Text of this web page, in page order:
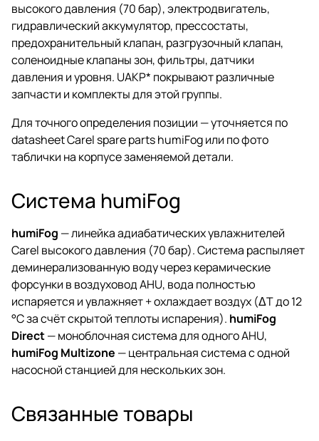
высокого давления (70 бар), электродвигатель,
гидравлический аккумулятор, прессостаты,
предохранительный клапан, разгрузочный клапан,
соленоидные клапаны зон, фильтры, датчики
давления и уровня. UAKP* покрывают различные
запчасти и комплекты для этой группы.
Для точного определения позиции — уточняется по
datasheet Carel spare parts humiFog или по фото
таблички на корпусе заменяемой детали.
Система humiFog
humiFog — линейка адиабатических увлажнителей
Carel высокого давления (70 бар). Система распыляет
деминерализованную воду через керамические
форсунки в воздуховод AHU, вода полностью
испаряется и увлажняет + охлаждает воздух (ΔT до 12
°C за счёт скрытой теплоты испарения). humiFog
Direct— моноблочная система для одного AHU,
humiFog Multizone — центральная система с одной
насосной станцией для нескольких зон.
Связанные товары